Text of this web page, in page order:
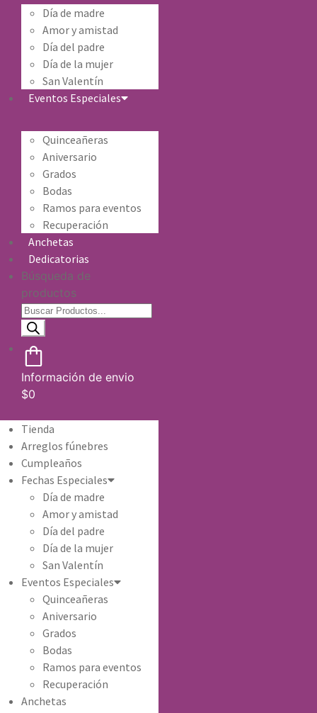
Día de madre
Amor y amistad
Día del padre
Día de la mujer
San Valentín
Eventos Especiales
Quinceañeras
Aniversario
Grados
Bodas
Ramos para eventos
Recuperación
Anchetas
Dedicatorias
Búsqueda de
productos
Información de envio
$0
Tienda
Arreglos fúnebres
Cumpleaños
Fechas Especiales
Día de madre
Amor y amistad
Día del padre
Día de la mujer
San Valentín
Eventos Especiales
Quinceañeras
Aniversario
Grados
Bodas
Ramos para eventos
Recuperación
Anchetas